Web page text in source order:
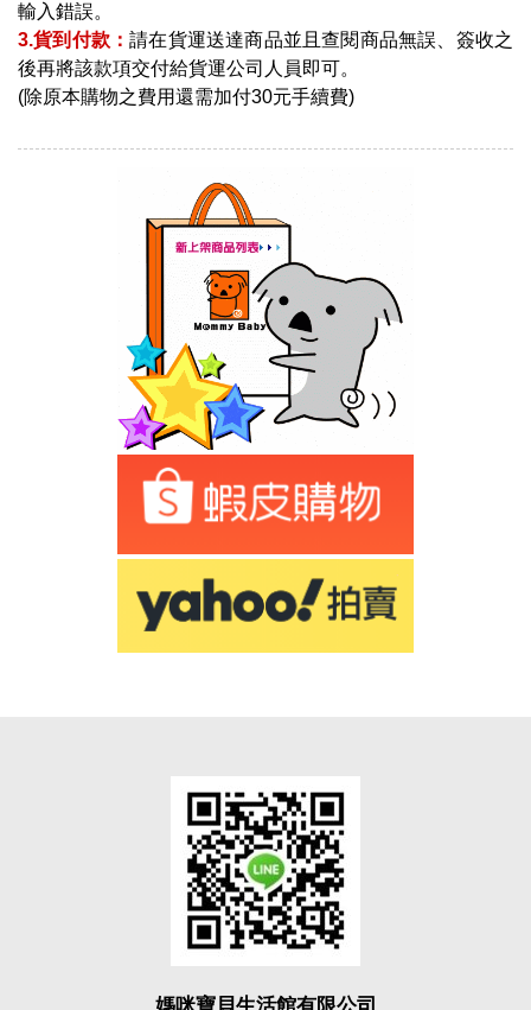
輸入錯誤。
3.貨到付款：請在貨運送達商品並且查閱商品無誤、簽收之
後再將該款項交付給貨運公司人員即可。
(除原本購物之費用還需加付30元手續費)